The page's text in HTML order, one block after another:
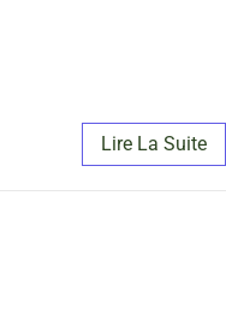
Lire La Suite